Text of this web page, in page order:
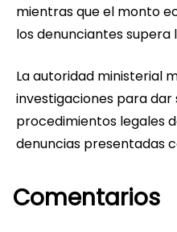
mientras que el monto
los denunciantes supera
La autoridad ministerial
investigaciones para dar
procedimientos legales
denuncias presentadas
Comentarios